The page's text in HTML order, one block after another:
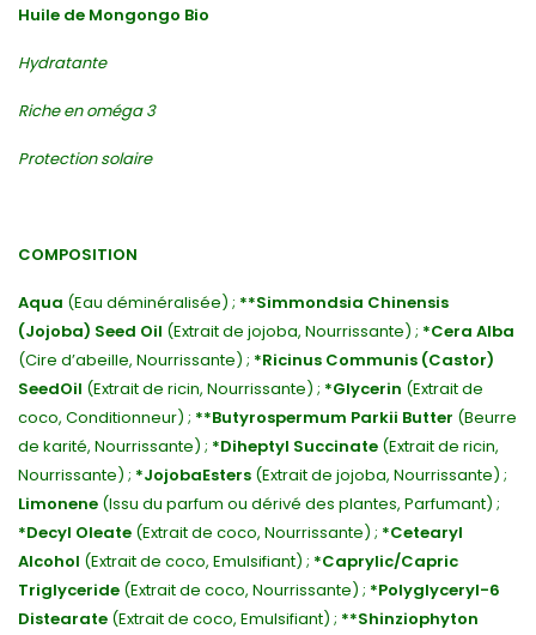
Huile de Mongongo Bio
Hydratante
Riche en oméga 3
Protection solaire
COMPOSITION
Aqua (Eau déminéralisée) ; **Simmondsia Chinensis
(Jojoba) Seed Oil (Extrait de jojoba, Nourrissante) ; *Cera Alba
(Cire d’abeille, Nourrissante) ; *Ricinus Communis (Castor)
SeedOil (Extrait de ricin, Nourrissante) ; *Glycerin (Extrait de
coco, Conditionneur) ; **Butyrospermum Parkii Butter (Beurre
de karité, Nourrissante) ; *Diheptyl Succinate (Extrait de ricin,
Nourrissante) ; *JojobaEsters (Extrait de jojoba, Nourrissante) ;
Limonene (Issu du parfum ou dérivé des plantes, Parfumant) ;
*Decyl Oleate (Extrait de coco, Nourrissante) ; *Cetearyl
Alcohol (Extrait de coco, Emulsifiant) ; *Caprylic/Capric
Triglyceride (Extrait de coco, Nourrissante) ; *Polyglyceryl-6
Distearate (Extrait de coco, Emulsifiant) ; **Shinziophyton